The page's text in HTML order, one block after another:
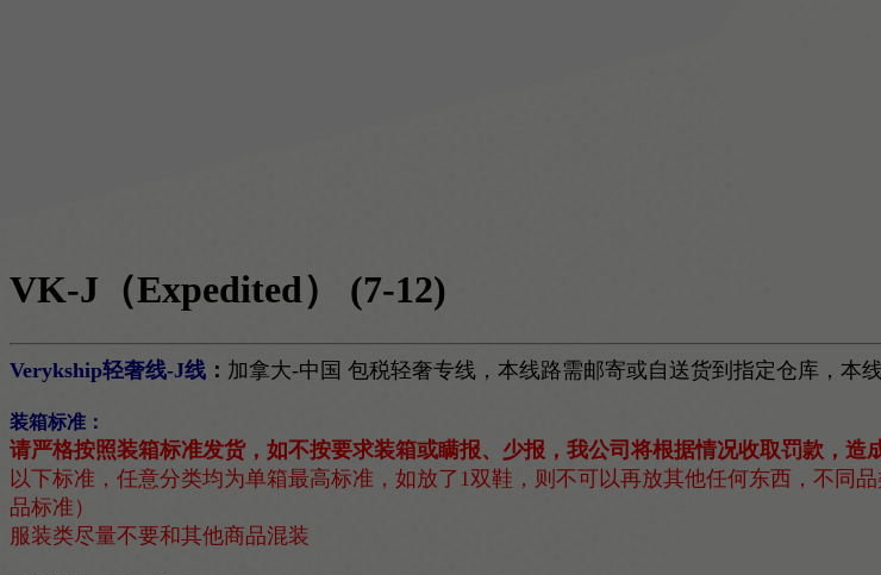
VK-J（Expedited） (7-12)
Verykship轻奢线-J线 ： 加拿大-中国 包税轻奢专线，本线路需邮寄或自送货到指定仓库，本
装箱标准：
请严格按照装箱标准发货，如不按要求装箱或瞒报、少报，我公司将根据情况收取罚款，造
以下标准，任意分类均为单箱最高标准，如放了1双鞋，则不可以再放其他任何东西，不同
品标准）
服装类尽量不要和其他商品混装